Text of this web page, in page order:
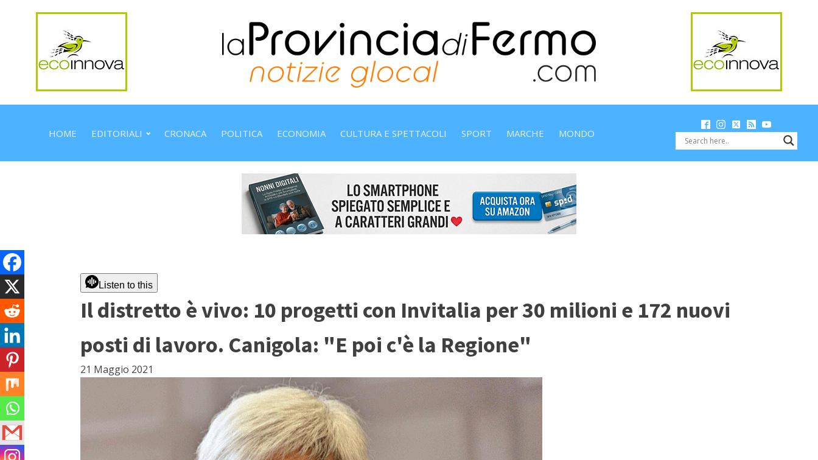
HOME EDITORIALI CRONACA POLITICA ECONOMIA CULTURA E SPETTACOLI SPORT MARCHE MONDO
Listen to this
Il distretto è vivo: 10 progetti con Invitalia per 30 milioni e 172 nuovi
posti di lavoro. Canigola: "E poi c'è la Regione"
21 Maggio 2021